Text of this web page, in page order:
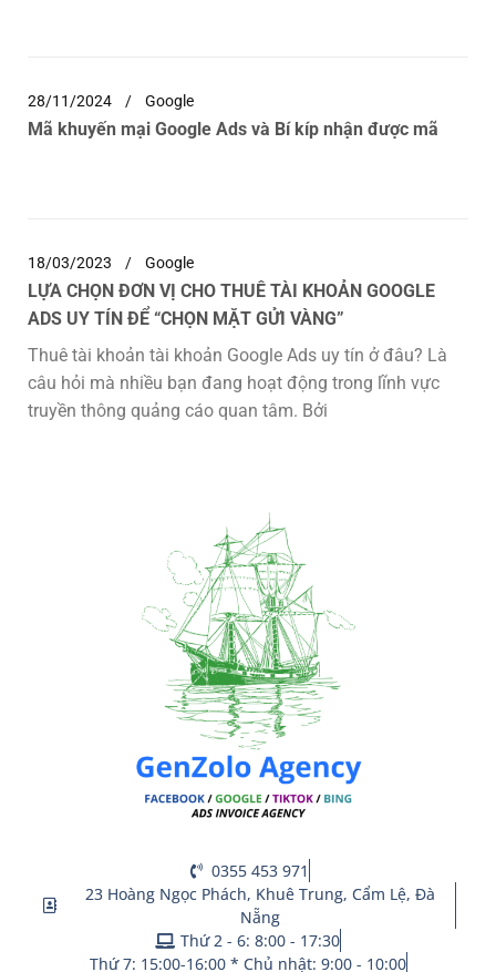
28/11/2024 Google
Mã khuyến mại Google Ads và Bí kíp nhận được mã
18/03/2023 Google
LỰA CHỌN ĐƠN VỊ CHO THUÊ TÀI KHOẢN GOOGLE
ADS UY TÍN ĐỂ “CHỌN MẶT GỬI VÀNG”
Thuê tài khoản tài khoản Google Ads uy tín ở đâu? Là
câu hỏi mà nhiều bạn đang hoạt động trong lĩnh vực
truyền thông quảng cáo quan tâm. Bởi
0355 453 971
23 Hoàng Ngọc Phách, Khuê Trung, Cẩm Lệ, Đà
Nẵng
Thứ 2 - 6: 8:00 - 17:30
Thứ 7: 15:00-16:00 * Chủ nhật: 9:00 - 10:00